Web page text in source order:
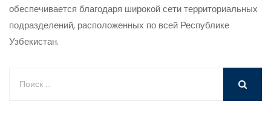
обеспечивается благодаря широкой сети территориальных
подразделений, расположенных по всей Республике
Узбекистан.